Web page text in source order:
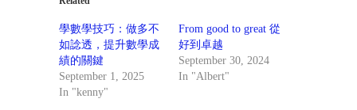
學數學技巧：做多不
如諗透，提升數學成
績的關鍵
September 1, 2025
In "kenny"
From good to great 從
好到卓越
September 30, 2024
In "Albert"